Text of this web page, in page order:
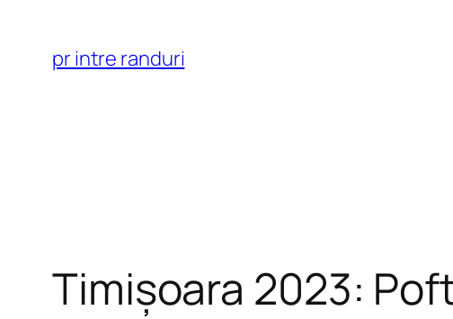
content
pr intre randuri
Timișoara 2023: